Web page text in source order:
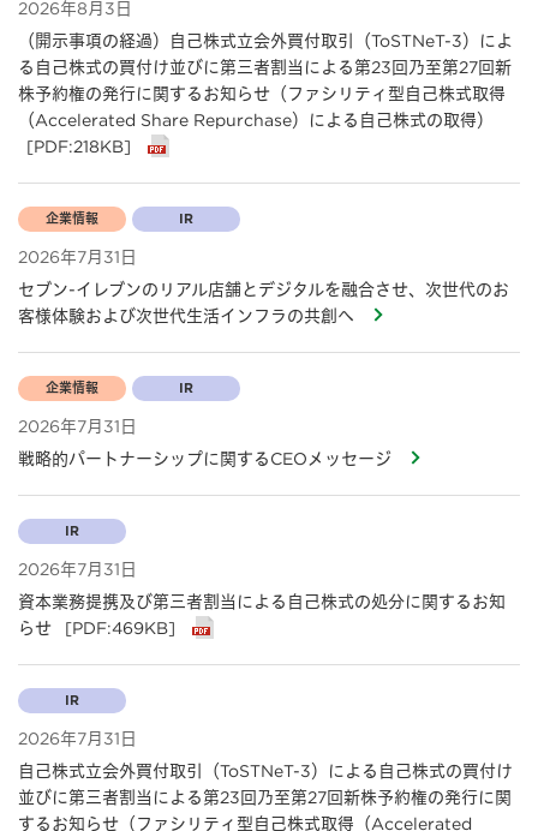
2026年8月3日
（開示事項の経過）自己株式立会外買付取引（ToSTNeT-3）によ
る自己株式の買付け並びに第三者割当による第23回乃至第27回新
株予約権の発行に関するお知らせ（ファシリティ型自己株式取得
（Accelerated Share Repurchase）による自己株式の取得）
[PDF:218KB]
2026年7月31日
企業情報 IR
セブン-イレブンのリアル店舗とデジタルを融合させ、次世代のお
客様体験および次世代生活インフラの共創へ
2026年7月31日
企業情報 IR
戦略的パートナーシップに関するCEOメッセージ
2026年7月31日
IR
資本業務提携及び第三者割当による自己株式の処分に関するお知
らせ
[PDF:469KB]
2026年7月31日
IR
自己株式立会外買付取引（ToSTNeT-3）による自己株式の買付け
並びに第三者割当による第23回乃至第27回新株予約権の発行に関
するお知らせ（ファシリティ型自己株式取得（Accelerated